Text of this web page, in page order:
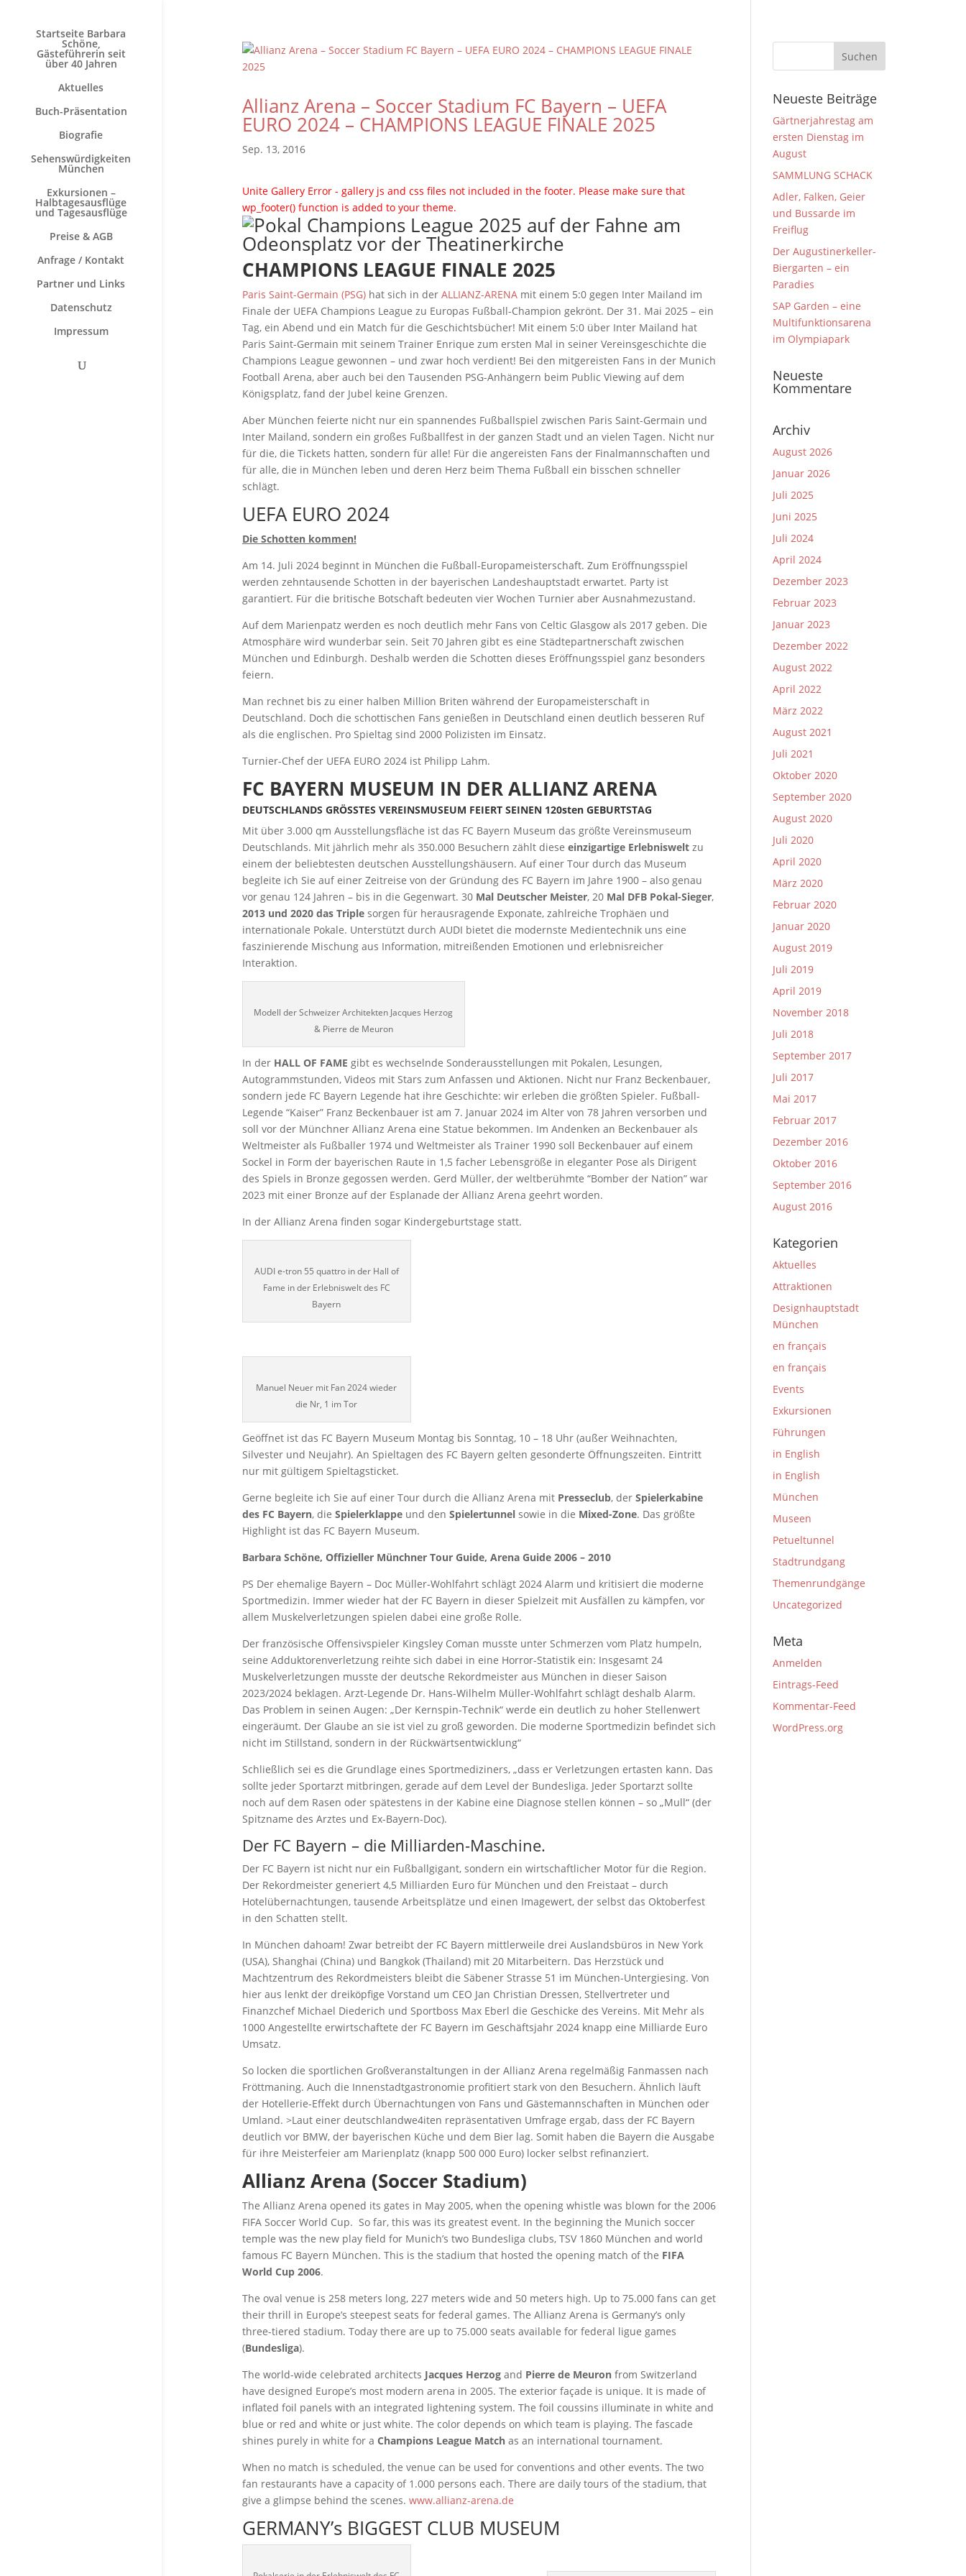
Startseite Barbara
Schöne,
Gästeführerin seit
über 40 Jahren
Aktuelles
Buch-Präsentation
Biografie
Sehenswürdigkeiten
München
Exkursionen –
Halbtagesausflüge
und Tagesausflüge
Preise & AGB
Anfrage / Kontakt
Partner und Links
Datenschutz
Impressum
Allianz Arena – Soccer Stadium FC Bayern – UEFA
EURO 2024 – CHAMPIONS LEAGUE FINALE 2025
Sep. 13, 2016
Unite Gallery Error - gallery js and css files not included in the footer. Please make sure that
wp_footer() function is added to your theme.
CHAMPIONS LEAGUE FINALE 2025
Paris Saint-Germain (PSG)hat sich in derALLIANZ-ARENAmit einem 5:0 gegen Inter Mailand im
Finale der UEFA Champions League zu Europas Fußball-Champion gekrönt. Der 31. Mai 2025 – ein
Tag, ein Abend und ein Match für die Geschichtsbücher! Mit einem 5:0 über Inter Mailand hat
Paris Saint-Germain mit seinem Trainer Enrique zum ersten Mal in seiner Vereinsgeschichte die
Champions League gewonnen – und zwar hoch verdient! Bei den mitgereisten Fans in der Munich
Football Arena, aber auch bei den Tausenden PSG-Anhängern beim Public Viewing auf dem
Königsplatz, fand der Jubel keine Grenzen.
Aber München feierte nicht nur ein spannendes Fußballspiel zwischen Paris Saint-Germain und
Inter Mailand, sondern ein großes Fußballfest in der ganzen Stadt und an vielen Tagen. Nicht nur
für die, die Tickets hatten, sondern für alle! Für die angereisten Fans der Finalmannschaften und
für alle, die in München leben und deren Herz beim Thema Fußball ein bisschen schneller
schlägt.
UEFA EURO 2024
Die Schotten kommen!
Am 14. Juli 2024 beginnt in München die Fußball-Europameisterschaft. Zum Eröffnungsspiel
werden zehntausende Schotten in der bayerischen Landeshauptstadt erwartet. Party ist
garantiert. Für die britische Botschaft bedeuten vier Wochen Turnier aber Ausnahmezustand.
Auf dem Marienpatz werden es noch deutlich mehr Fans von Celtic Glasgow als 2017 geben. Die
Atmosphäre wird wunderbar sein. Seit 70 Jahren gibt es eine Städtepartnerschaft zwischen
München und Edinburgh. Deshalb werden die Schotten dieses Eröffnungsspiel ganz besonders
feiern.
Man rechnet bis zu einer halben Million Briten während der Europameisterschaft in
Deutschland. Doch die schottischen Fans genießen in Deutschland einen deutlich besseren Ruf
als die englischen. Pro Spieltag sind 2000 Polizisten im Einsatz.
Turnier-Chef der UEFA EURO 2024 ist Philipp Lahm.
FC BAYERN MUSEUM IN DER ALLIANZ ARENA
DEUTSCHLANDS GRÖSSTES VEREINSMUSEUM FEIERT SEINEN 120sten GEBURTSTAG
Mit über 3.000 qm Ausstellungsfläche ist das FC Bayern Museum das größte Vereinsmuseum
Deutschlands. Mit jährlich mehr als 350.000 Besuchern zählt diese einzigartige Erlebnisweltzu
einem der beliebtesten deutschen Ausstellungshäusern. Auf einer Tour durch das Museum
begleite ich Sie auf einer Zeitreise von der Gründung des FC Bayern im Jahre 1900 – also genau
vor genau 124 Jahren – bis in die Gegenwart. 30Mal Deutscher Meister, 20Mal DFB Pokal-Sieger,
2013 und 2020 das Triplesorgen für herausragende Exponate, zahlreiche Trophäen und
internationale Pokale. Unterstützt durch AUDI bietet die modernste Medientechnik uns eine
faszinierende Mischung aus Information, mitreißenden Emotionen und erlebnisreicher
Interaktion.
Modell der Schweizer Architekten Jacques Herzog
& Pierre de Meuron
In der HALL OF FAME gibt es wechselnde Sonderausstellungen mit Pokalen, Lesungen,
Autogrammstunden, Videos mit Stars zum Anfassen und Aktionen. Nicht nur Franz Beckenbauer,
sondern jede FC Bayern Legende hat ihre Geschichte: wir erleben die größten Spieler. Fußball-
Legende “Kaiser” Franz Beckenbauer ist am 7. Januar 2024 im Alter von 78 Jahren versorben und
soll vor der Münchner Allianz Arena eine Statue bekommen. Im Andenken an Beckenbauer als
Weltmeister als Fußballer 1974 und Weltmeister als Trainer 1990 soll Beckenbauer auf einem
Sockel in Form der bayerischen Raute in 1,5 facher Lebensgröße in eleganter Pose als Dirigent
des Spiels in Bronze gegossen werden. Gerd Müller, der weltberühmte “Bomber der Nation” war
2023 mit einer Bronze auf der Esplanade der Allianz Arena geehrt worden.
In der Allianz Arena finden sogar Kindergeburtstage statt.
AUDI e-tron 55 quattro in der Hall of
Fame in der Erlebniswelt des FC
Bayern
Manuel Neuer mit Fan 2024 wieder
die Nr, 1 im Tor
Geöffnet ist das FC Bayern Museum Montag bis Sonntag, 10 – 18 Uhr (außer Weihnachten,
Silvester und Neujahr). An Spieltagen des FC Bayern gelten gesonderte Öffnungszeiten. Eintritt
nur mit gültigem Spieltagsticket.
Gerne begleite ich Sie auf einer Tour durch die Allianz Arena mit Presseclub, der Spielerkabine
des FC Bayern, die Spielerklappeund den Spielertunnelsowie in die Mixed-Zone. Das größte
Highlight ist das FC Bayern Museum.
Barbara Schöne, Offizieller Münchner Tour Guide, Arena Guide 2006 – 2010
PS Der ehemalige Bayern – Doc Müller-Wohlfahrt schlägt 2024 Alarm und kritisiert die moderne
Sportmedizin. Immer wieder hat der FC Bayern in dieser Spielzeit mit Ausfällen zu kämpfen, vor
allem Muskelverletzungen spielen dabei eine große Rolle.
Der französische Offensivspieler Kingsley Coman musste unter Schmerzen vom Platz humpeln,
seine Adduktorenverletzung reihte sich dabei in eine Horror-Statistik ein: Insgesamt 24
Muskelverletzungen musste der deutsche Rekordmeister aus München in dieser Saison
2023/2024 beklagen. Arzt-Legende Dr. Hans-Wilhelm Müller-Wohlfahrt schlägt deshalb Alarm.
Das Problem in seinen Augen: „Der Kernspin-Technik“ werde ein deutlich zu hoher Stellenwert
eingeräumt. Der Glaube an sie ist viel zu groß geworden. Die moderne Sportmedizin befindet sich
nicht im Stillstand, sondern in der Rückwärtsentwicklung“
Schließlich sei es die Grundlage eines Sportmediziners, „dass er Verletzungen ertasten kann. Das
sollte jeder Sportarzt mitbringen, gerade auf dem Level der Bundesliga. Jeder Sportarzt sollte
noch auf dem Rasen oder spätestens in der Kabine eine Diagnose stellen können – so „Mull“ (der
Spitzname des Arztes und Ex-Bayern-Doc).
Der FC Bayern – die Milliarden-Maschine.
Der FC Bayern ist nicht nur ein Fußballgigant, sondern ein wirtschaftlicher Motor für die Region.
Der Rekordmeister generiert 4,5 Milliarden Euro für München und den Freistaat – durch
Hotelübernachtungen, tausende Arbeitsplätze und einen Imagewert, der selbst das Oktoberfest
in den Schatten stellt.
In München dahoam! Zwar betreibt der FC Bayern mittlerweile drei Auslandsbüros in New York
(USA), Shanghai (China) und Bangkok (Thailand) mit 20 Mitarbeitern. Das Herzstück und
Machtzentrum des Rekordmeisters bleibt die Säbener Strasse 51 im München-Untergiesing. Von
hier aus lenkt der dreiköpfige Vorstand um CEO Jan Christian Dressen, Stellvertreter und
Finanzchef Michael Diederich und Sportboss Max Eberl die Geschicke des Vereins. Mit Mehr als
1000 Angestellte erwirtschaftete der FC Bayern im Geschäftsjahr 2024 knapp eine Milliarde Euro
Umsatz.
So locken die sportlichen Großveranstaltungen in der Allianz Arena regelmäßig Fanmassen nach
Fröttmaning. Auch die Innenstadtgastronomie profitiert stark von den Besuchern. Ähnlich läuft
der Hotellerie-Effekt durch Übernachtungen von Fans und Gästemannschaften in München oder
Umland. >Laut einer deutschlandwe4iten repräsentativen Umfrage ergab, dass der FC Bayern
deutlich vor BMW, der bayerischen Küche und dem Bier lag. Somit haben die Bayern die Ausgabe
für ihre Meisterfeier am Marienplatz (knapp 500 000 Euro) locker selbst refinanziert.
Allianz Arena (Soccer Stadium)
The Allianz Arena opened its gates in May 2005, when the opening whistle was blown for the 2006
FIFA Soccer World Cup. So far, this was its greatest event. In the beginning the Munich soccer
temple was the new play field for Munich’s two Bundesliga clubs, TSV 1860 München and world
famous FC Bayern München. This is the stadium that hosted the opening match of the FIFA
World Cup 2006.
The oval venue is 258 meters long, 227 meters wide and 50 meters high. Up to 75.000 fans can get
their thrill in Europe’s steepest seats for federal games. The Allianz Arena is Germany’s only
three-tiered stadium. Today there are up to 75.000 seats available for federal ligue games
(Bundesliga).
The world-wide celebrated architects Jacques Herzog and Pierre de Meuronfrom Switzerland
have designed Europe’s most modern arena in 2005. The exterior façade is unique. It is made of
inflated foil panels with an integrated lightening system. The foil coussins illuminate in white and
blue or red and white or just white. The color depends on which team is playing. The fascade
shines purely in white for a Champions League Matchas an international tournament.
When no match is scheduled, the venue can be used for conventions and other events. The two
fan restaurants have a capacity of 1.000 persons each. There are daily tours of the stadium, that
give a glimpse behind the scenes. www.allianz-arena.de
GERMANY’s BIGGEST CLUB MUSEUM
Neueste Beiträge
Gärtnerjahrestag am
ersten Dienstag im
August
SAMMLUNG SCHACK
Adler, Falken, Geier
und Bussarde im
Freiflug
Der Augustinerkeller-
Biergarten – ein
Paradies
SAP Garden – eine
Multifunktionsarena
im Olympiapark
Neueste
Kommentare
Archiv
August 2026
Januar 2026
Juli 2025
Juni 2025
Juli 2024
April 2024
Dezember 2023
Februar 2023
Januar 2023
Dezember 2022
August 2022
April 2022
März 2022
August 2021
Juli 2021
Oktober 2020
September 2020
August 2020
Juli 2020
April 2020
März 2020
Februar 2020
Januar 2020
August 2019
Juli 2019
April 2019
November 2018
Juli 2018
September 2017
Juli 2017
Mai 2017
Februar 2017
Dezember 2016
Oktober 2016
September 2016
August 2016
Kategorien
Aktuelles
Attraktionen
Designhauptstadt
München
en français
en français
Events
Exkursionen
Führungen
in English
in English
München
Museen
Petueltunnel
Stadtrundgang
Themenrundgänge
Uncategorized
Meta
Anmelden
Eintrags-Feed
Kommentar-Feed
WordPress.org